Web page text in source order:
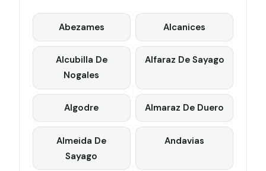
Abezames Alcanices
Alcubilla De
Nogales
Alfaraz De Sayago
Algodre Almaraz De Duero
Almeida De
Sayago
Andavias